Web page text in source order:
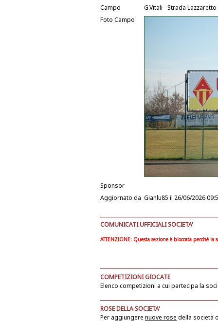
Campo
G.Vitali - Strada
Foto Campo
Sponsor
Aggiornato da Gianlu85 il 26/06/2026
COMUNICATI UFFICIALI SOCIETA'
ATTENZIONE: Questa sezione è bloccata perchè
COMPETIZIONI GIOCATE
Elenco competizioni a cui partecipa la
ROSE DELLA SOCIETA'
Per aggiungere nuove rose della società